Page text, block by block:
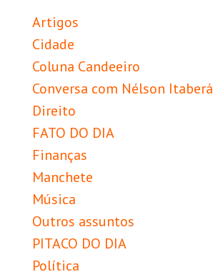
Artigos
Cidade
Coluna Candeeiro
Conversa com Nélson Itaberá
Direito
FATO DO DIA
Finanças
Manchete
Música
Outros assuntos
PITACO DO DIA
Política